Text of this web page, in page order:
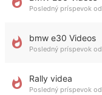
Posledný príspevok od
bmw e30 Videos
Posledný príspevok od
Rally videa
Posledný príspevok od